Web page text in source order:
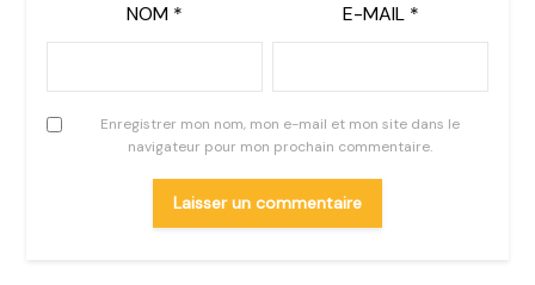
NOM * E-MAIL *
Enregistrer mon nom, mon e-mail et mon site dans le
navigateur pour mon prochain commentaire.